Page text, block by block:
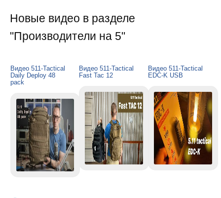
Новые видео в разделе
"Производители на 5"
Видео 511-Tactical
Daily Deploy 48
pack
Видео 511-Tactical
Fast Tac 12
Видео 511-Tactical
EDC-K USB